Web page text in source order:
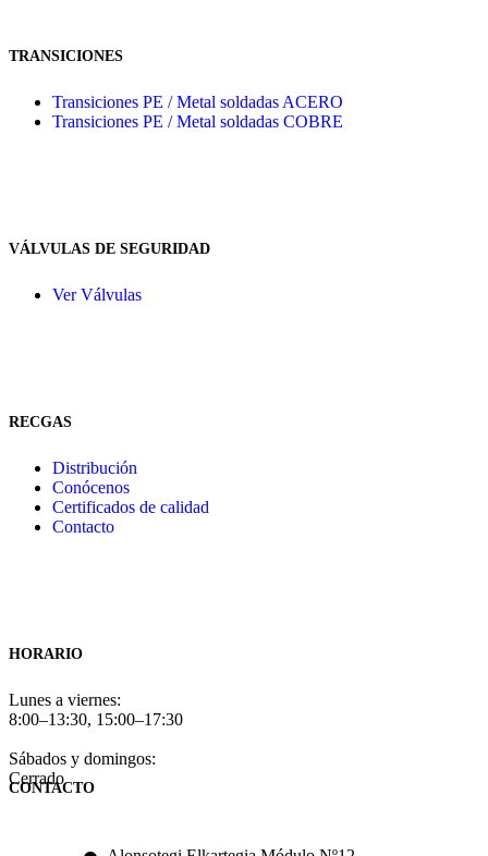
TRANSICIONES
Transiciones PE / Metal soldadas ACERO
Transiciones PE / Metal soldadas COBRE
VÁLVULAS DE SEGURIDAD
Ver Válvulas
RECGAS
Distribución
Conócenos
Certificados de calidad
Contacto
HORARIO
Lunes a viernes:
8:00–13:30, 15:00–17:30
Sábados y domingos:
Cerrado
CONTACTO